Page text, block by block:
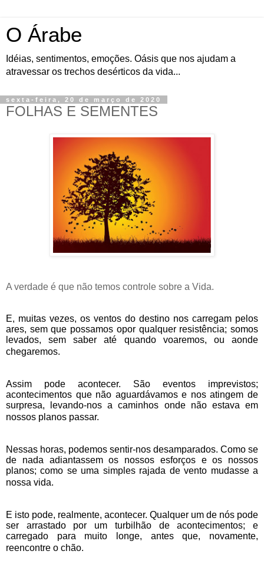
O Árabe
Idéias, sentimentos, emoções. Oásis que nos ajudam a
atravessar os trechos desérticos da vida...
sexta-feira, 20 de março de 2020
FOLHAS E SEMENTES
A verdade é que não temos controle sobre a Vida.
E, muitas vezes, os ventos do destino nos carregam pelos
ares, sem que possamos opor qualquer resistência; somos
levados, sem saber até quando voaremos, ou aonde
chegaremos.
Assim pode acontecer. São eventos imprevistos;
acontecimentos que não aguardávamos e nos atingem de
surpresa, levando-nos a caminhos onde não estava em
nossos planos passar.
Nessas horas, podemos sentir-nos desamparados. Como se
de nada adiantassem os nossos esforços e os nossos
planos; como se uma simples rajada de vento mudasse a
nossa vida.
E isto pode, realmente, acontecer. Qualquer um de nós pode
ser arrastado por um turbilhão de acontecimentos; e
carregado para muito longe, antes que, novamente,
reencontre o chão.